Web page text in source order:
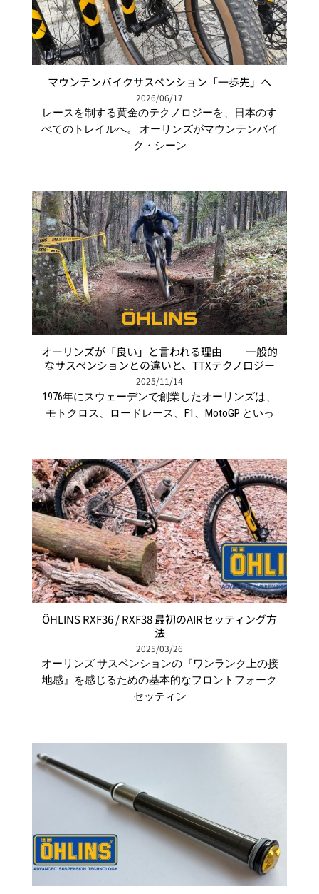
マウンテンバイクサスペンション「一歩先」へ
2026/06/17
レースを制する黄金のテクノロジーを、日本のす
べてのトレイルへ。 オーリンズがマウンテンバイ
ク・シーン
オーリンズが「良い」と言われる理由―― 一般的
なサスペンションとの違いと、TTXテクノロジー
2025/11/14
1976年にスウェーデンで創業したオーリンズは、
モトクロス、ロードレース、F1、MotoGP といっ
ÖHLINS RXF36 / RXF38 最初のAIRセッティング方
法
2025/03/26
オーリンズ サスペンションの『ワンランク上の接
地感』を感じるための基本的なフロントフォーク
セッティン